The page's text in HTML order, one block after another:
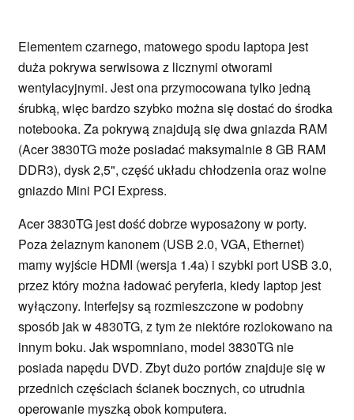
Elementem czarnego, matowego spodu laptopa jest
duża pokrywa serwisowa z licznymi otworami
wentylacyjnymi. Jest ona przymocowana tylko jedną
śrubką, więc bardzo szybko można się dostać do środka
notebooka. Za pokrywą znajdują się dwa gniazda RAM
(Acer 3830TG może posiadać maksymalnie 8 GB RAM
DDR3), dysk 2,5", część układu chłodzenia oraz wolne
gniazdo Mini PCI Express.
Acer 3830TG jest dość dobrze wyposażony w porty.
Poza żelaznym kanonem (USB 2.0, VGA, Ethernet)
mamy wyjście HDMI (wersja 1.4a) i szybki port USB 3.0,
przez który można ładować peryferia, kiedy laptop jest
wyłączony. Interfejsy są rozmieszczone w podobny
sposób jak w 4830TG, z tym że niektóre rozlokowano na
innym boku. Jak wspomniano, model 3830TG nie
posiada napędu DVD. Zbyt dużo portów znajduje się w
przednich częściach ścianek bocznych, co utrudnia
operowanie myszką obok komputera.